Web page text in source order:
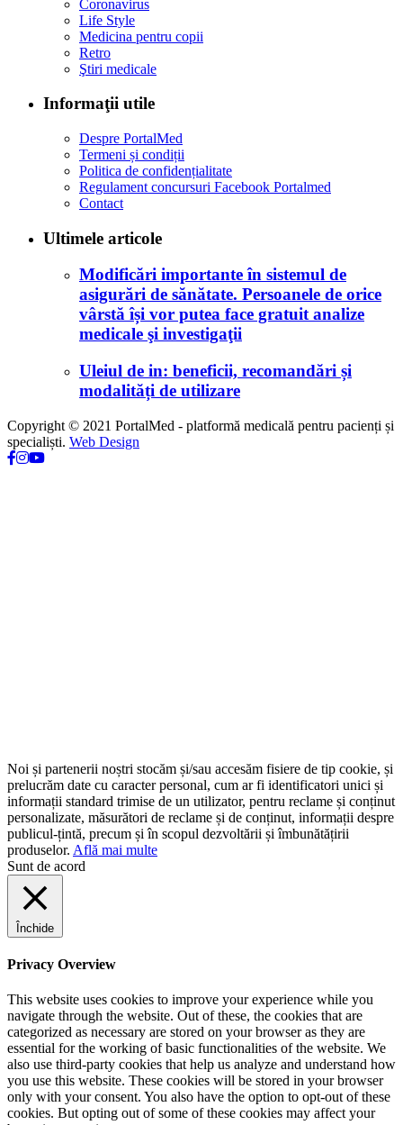
Coronavirus
Life Style
Medicina pentru copii
Retro
Ştiri medicale
Informaţii utile
Despre PortalMed
Termeni și condiții
Politica de confidențialitate
Regulament concursuri Facebook Portalmed
Contact
Ultimele articole
Modificări importante în sistemul de
asigurări de sănătate. Persoanele de orice
vârstă își vor putea face gratuit analize
medicale şi investigaţii
Uleiul de in: beneficii, recomandări și
modalități de utilizare
Copyright © 2021 PortalMed - platformă medicală pentru pacienți și
specialiști. Web Design
Noi și partenerii noștri stocăm și/sau accesăm fisiere de tip cookie, și
prelucrăm date cu caracter personal, cum ar fi identificatori unici și
informații standard trimise de un utilizator, pentru reclame și conținut
personalizate, măsurători de reclame și de conținut, informații despre
publicul-țintă, precum și în scopul dezvoltării și îmbunătățirii
produselor. Află mai multe
Sunt de acord
Închide
Privacy Overview
This website uses cookies to improve your experience while you
navigate through the website. Out of these, the cookies that are
categorized as necessary are stored on your browser as they are
essential for the working of basic functionalities of the website. We
also use third-party cookies that help us analyze and understand how
you use this website. These cookies will be stored in your browser
only with your consent. You also have the option to opt-out of these
cookies. But opting out of some of these cookies may affect your